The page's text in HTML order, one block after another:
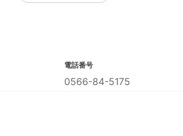
電話番号
0566-84-5175